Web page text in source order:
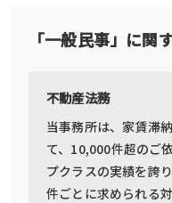
「一般民事」に関
不動産法務
当事務所は、家賃滞
て、10,000件超のご
プクラスの実績を誇
件ごとに求められる